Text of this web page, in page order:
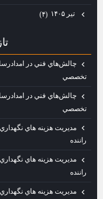
تیر ۱۴۰۵ (۴)
چالش‌هاي فني در
تخصصي
چالش‌هاي فني در
تخصصي
مديريت هزينه‌ هاي
راننده
مديريت هزينه‌ هاي
راننده
مديريت هزينه‌ هاي